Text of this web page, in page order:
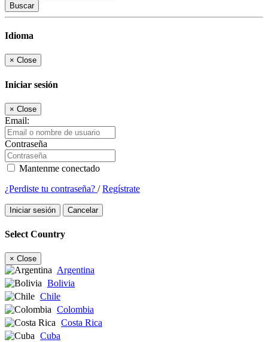
Buscar
Idioma
× Close
Iniciar sesión
× Close
Email:
Contraseña
Mantenme conectado
¿Perdiste tu contraseña? /Regístrate
Iniciar sesión Cancelar
Select Country
× Close
Argentina
Bolivia
Chile
Colombia
Costa Rica
Cuba